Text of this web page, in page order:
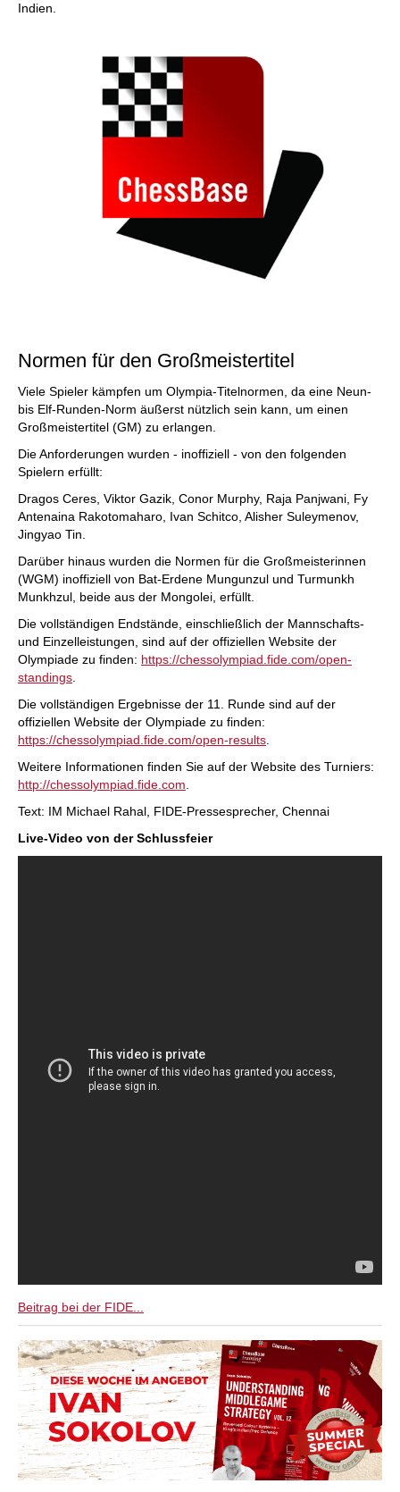
Indien.
Normen für den Großmeistertitel
Viele Spieler kämpfen um Olympia-Titelnormen, da eine Neun-
bis Elf-Runden-Norm äußerst nützlich sein kann, um einen
Großmeistertitel (GM) zu erlangen.
Die Anforderungen wurden - inoffiziell - von den folgenden
Spielern erfüllt:
Dragos Ceres, Viktor Gazik, Conor Murphy, Raja Panjwani, Fy
Antenaina Rakotomaharo, Ivan Schitco, Alisher Suleymenov,
Jingyao Tin.
Darüber hinaus wurden die Normen für die Großmeisterinnen
(WGM) inoffiziell von Bat-Erdene Mungunzul und Turmunkh
Munkhzul, beide aus der Mongolei, erfüllt.
Die vollständigen Endstände, einschließlich der Mannschafts-
und Einzelleistungen, sind auf der offiziellen Website der
Olympiade zu finden: https://chessolympiad.fide.com/open-
standings.
Die vollständigen Ergebnisse der 11. Runde sind auf der
offiziellen Website der Olympiade zu finden:
https://chessolympiad.fide.com/open-results.
Weitere Informationen finden Sie auf der Website des Turniers:
http://chessolympiad.fide.com.
Text: IM Michael Rahal, FIDE-Pressesprecher, Chennai
Live-Video von der Schlussfeier
Beitrag bei der FIDE...